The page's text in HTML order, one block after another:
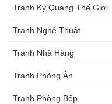
Tranh Kỳ Quang Thế Giới
Tranh Nghệ Thuật
Tranh Nhà Hàng
Tranh Phòng Ăn
Tranh Phòng Bếp